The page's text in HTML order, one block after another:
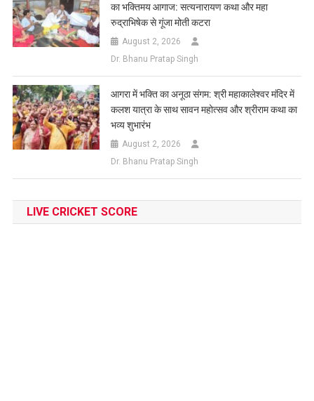
का भक्तिमय आगाज: सत्यनारायण कथा और महा
रुद्राभिषेक से गूंजा मोती कटरा
August 2, 2026
Dr. Bhanu Pratap Singh
आगरा में भक्ति का अनूठा संगम: श्री महाकालेश्वर मंदिर में
कलश यात्रा के साथ सावन महोत्सव और श्रीराम कथा का
भव्य शुभारंभ
August 2, 2026
Dr. Bhanu Pratap Singh
LIVE CRICKET SCORE